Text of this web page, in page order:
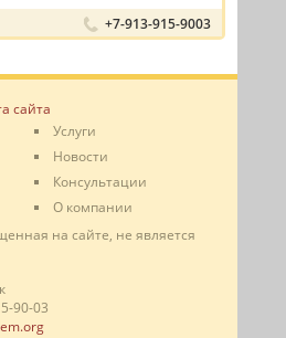
+7-913-915-9003
сайта
Услуги
Новости
Консультации
О компании
на сайте, не является
90-03